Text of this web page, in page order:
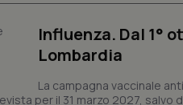
Influenza. Dal 1°
Lombardia
La campagna vaccinale
per il 31 marzo 2027, salvo